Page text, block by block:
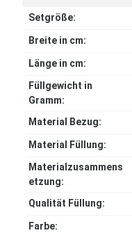
Setgröße:
Breite in cm:
Länge in cm:
Füllgewicht in
Gramm:
Material Bezug:
Material Füllung:
Materialzusammens
etzung:
Qualität Füllung:
Farbe: